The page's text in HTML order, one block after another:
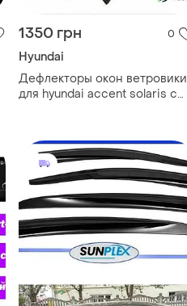
1350 грн 0
Hyundai
Дефлекторы окон ветровики
для hyundai accent solaris с